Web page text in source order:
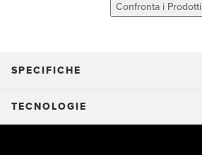
Confronta i Prodotti
SPECIFICHE
TECNOLOGIE